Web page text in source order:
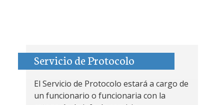
Servicio de Protocolo
El Servicio de Protocolo estará a cargo de
un funcionario o funcionaria con la